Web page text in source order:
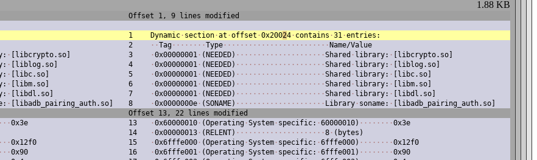
1.88 KB
Offset 1, 9 lines modified
1 Dynamic · section ·at ·offset ·0x20024 · contains ·31 ·entries:
2 · ·Tag · · · · · · · ·Type · · · · · · · · · · · · · · · · · · · · · · · · · Name/Value
· [libcrypto.so] 3 ·0x00000001 · (NEEDED) · · · · · · · · · · · · · · · · · · · · ·Shared · library: ·
[libcrypto.so]
· [liblog.so] 4 ·0x00000001 · (NEEDED) · · · · · · · · · · · · · · · · · · · · ·Shared · library: ·
[liblog.so]
· [libc.so] 5 ·0x00000001 · (NEEDED) · · · · · · · · · · · · · · · · · · · · ·Shared · library: ·
[libc.so]
· [libm.so] 6 ·0x00000001 · (NEEDED) · · · · · · · · · · · · · · · · · · · · ·Shared · library: ·
[libm.so]
· [libdl.so] 7 ·0x00000001 · (NEEDED) · · · · · · · · · · · · · · · · · · · · ·Shared · library: ·
[libdl.so]
· [libadb_pairing_auth.so] 8 ·0x0000000e · (SONAME) · · · · · · · · · · · · · · · · · · · · · Library · soname: ·
[libadb_pairing_auth.so]
Offset 13, 22 lines modified
· · ·0x3e 13 ·0x60000010 · (Operating ·System · specific: ·60000010) · · · · · · · ·0x3e
14 ·0x00000013 · (RELENT) · · · · · · · · · · · · · · · · · · · · ·8 · (bytes)
· · ·0x12f0 15 ·0x6fffe000 · (Operating ·System · specific: ·6fffe000) · · · · · · · ·0x12f0
· · ·0x90 16 ·0x6fffe001 · (Operating ·System · specific: ·6fffe001) · · · · · · · ·0x90